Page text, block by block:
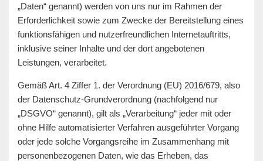
„Daten“ genannt) werden von uns nur im Rahmen der
Erforderlichkeit sowie zum Zwecke der Bereitstellung eines
funktionsfähigen und nutzerfreundlichen Internetauftritts,
inklusive seiner Inhalte und der dort angebotenen
Leistungen, verarbeitet.
Gemäß Art. 4 Ziffer 1. der Verordnung (EU) 2016/679, also
der Datenschutz-Grundverordnung (nachfolgend nur
„DSGVO“ genannt), gilt als „Verarbeitung“ jeder mit oder
ohne Hilfe automatisierter Verfahren ausgeführter Vorgang
oder jede solche Vorgangsreihe im Zusammenhang mit
personenbezogenen Daten, wie das Erheben, das